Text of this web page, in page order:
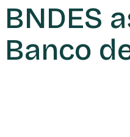
BNDES
Banco